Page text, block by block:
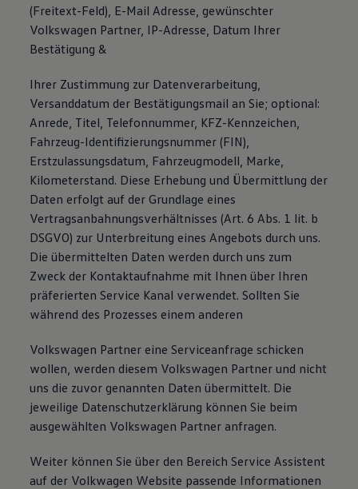
(Freitext-Feld), E-Mail Adresse, gewünschter
Volkswagen Partner, IP-Adresse, Datum Ihrer
Bestätigung &
Ihrer Zustimmung zur Datenverarbeitung,
Versanddatum der Bestätigungsmail an Sie; optional:
Anrede, Titel, Telefonnummer, KFZ-Kennzeichen,
Fahrzeug-Identiﬁzierungsnummer (FIN),
Erstzulassungsdatum, Fahrzeugmodell, Marke,
Kilometerstand. Diese Erhebung und Übermittlung der
Daten erfolgt auf der Grundlage eines
Vertragsanbahnungsverhältnisses (Art. 6 Abs. 1 lit. b
DSGVO) zur Unterbreitung eines Angebots durch uns.
Die übermittelten Daten werden durch uns zum
Zweck der Kontaktaufnahme mit Ihnen über Ihren
präferierten Service Kanal verwendet. Sollten Sie
während des Prozesses einem anderen
Volkswagen Partner eine Serviceanfrage schicken
wollen, werden diesem Volkswagen Partner und nicht
uns die zuvor genannten Daten übermittelt. Die
jeweilige Datenschutzerklärung können Sie beim
ausgewählten Volkswagen Partner anfragen.
Weiter können Sie über den Bereich Service Assistent
auf der Volkwagen Website passende Informationen